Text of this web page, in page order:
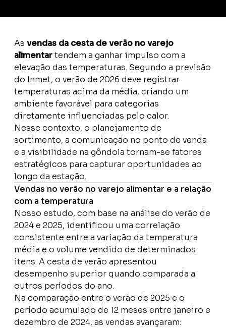
As vendas da cesta de verão no varejo
alimentartendem a ganhar impulso com a
elevação das temperaturas. Segundo a previsão
do Inmet, o verão de 2026 deve registrar
temperaturas acima da média, criando um
ambiente favorável para categorias
diretamente influenciadas pelo calor.
Nesse contexto, o planejamento de
sortimento, a comunicação no ponto de venda
e a visibilidade na gôndola tornam-se fatores
estratégicos para capturar oportunidades ao
longo da estação.
Vendas no verão no varejo alimentar e a relação
com a temperatura
Nosso estudo, com base na análise do verão de
2024 e 2025, identificou uma correlação
consistente entre a variação da temperatura
média e o volume vendido de determinados
itens. A cesta de verão apresentou
desempenho superior quando comparada a
outros períodos do ano.
Na comparação entre o verão de 2025 e o
período acumulado de 12 meses entre janeiro e
dezembro de 2024, as vendas avançaram: